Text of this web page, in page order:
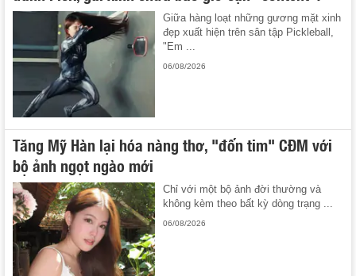
Giữa hàng loạt những gương mặt xinh
đẹp xuất hiện trên sân tập Pickleball,
"Em ...
06/08/2026
Tăng Mỹ Hàn lại hóa nàng thơ, "đốn tim" CĐM với
bộ ảnh ngọt ngào mới
Chỉ với một bộ ảnh đời thường và
không kèm theo bất kỳ dòng trạng ...
06/08/2026